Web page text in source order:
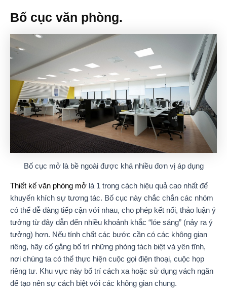
Bố cục văn phòng.
Bố cục mở là bề ngoài được khá nhiều đơn vị áp dụng
Thiết kế văn phòng mở là 1 trong cách hiệu quả cao nhất để
khuyến khích sự tương tác. Bố cục này chắc chắn các nhóm
có thể dễ dàng tiếp cận với nhau, cho phép kết nối, thảo luận ý
tưởng từ đây dẫn đến nhiều khoảnh khắc “lóe sáng” (nảy ra ý
tưởng) hơn. Nếu tính chất các bước cần có các không gian
riêng, hãy cố gắng bố trí những phòng tách biệt và yên tĩnh,
nơi chúng ta có thể thực hiện cuộc gọi điện thoại, cuộc họp
riêng tư. Khu vực này bố trí cách xa hoặc sử dụng vách ngăn
để tạo nên sự cách biệt với các không gian chung.